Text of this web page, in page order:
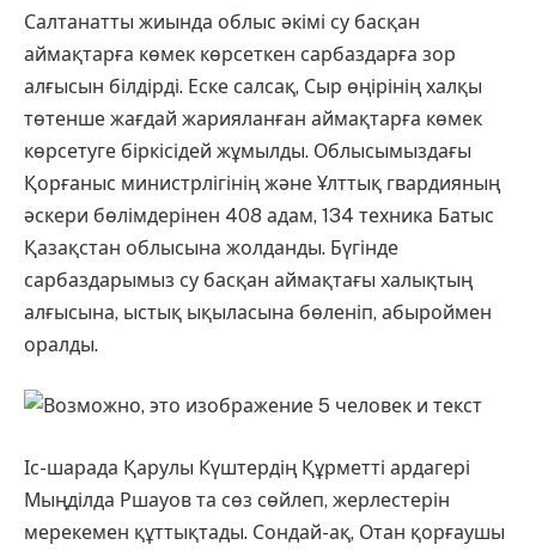
Салтанатты жиында облыс әкімі су басқан
аймақтарға көмек көрсеткен сарбаздарға зор
алғысын білдірді. Еске салсақ, Сыр өңірінің халқы
төтенше жағдай жарияланған аймақтарға көмек
көрсетуге біркісідей жұмылды. Облысымыздағы
Қорғаныс министрлігінің және Ұлттық гвардияның
әскери бөлімдерінен 408 адам, 134 техника Батыс
Қазақстан облысына жолданды. Бүгінде
сарбаздарымыз су басқан аймақтағы халықтың
алғысына, ыстық ықыласына бөленіп, абыроймен
оралды.
Іс-шарада Қарулы Күштердің Құрметті ардагері
Мыңділда Ршауов та сөз сөйлеп, жерлестерін
мерекемен құттықтады. Сондай-ақ, Отан қорғаушы